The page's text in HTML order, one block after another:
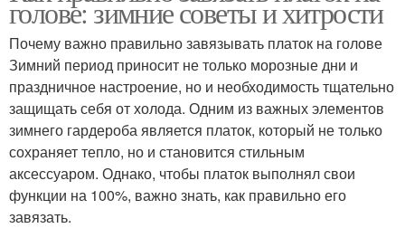
голове: зимние советы и хитрости
Почему важно правильно завязывать платок на голове
Зимний период приносит не только морозные дни и
праздничное настроение, но и необходимость тщательно
защищать себя от холода. Одним из важных элементов
зимнего гардероба является платок, который не только
сохраняет тепло, но и становится стильным
аксессуаром. Однако, чтобы платок выполнял свои
функции на 100%, важно знать, как правильно его
завязать.